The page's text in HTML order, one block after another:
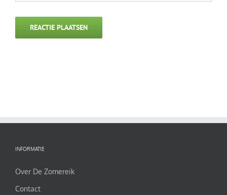
INFORMATIE
Over De Zomereik
Contact